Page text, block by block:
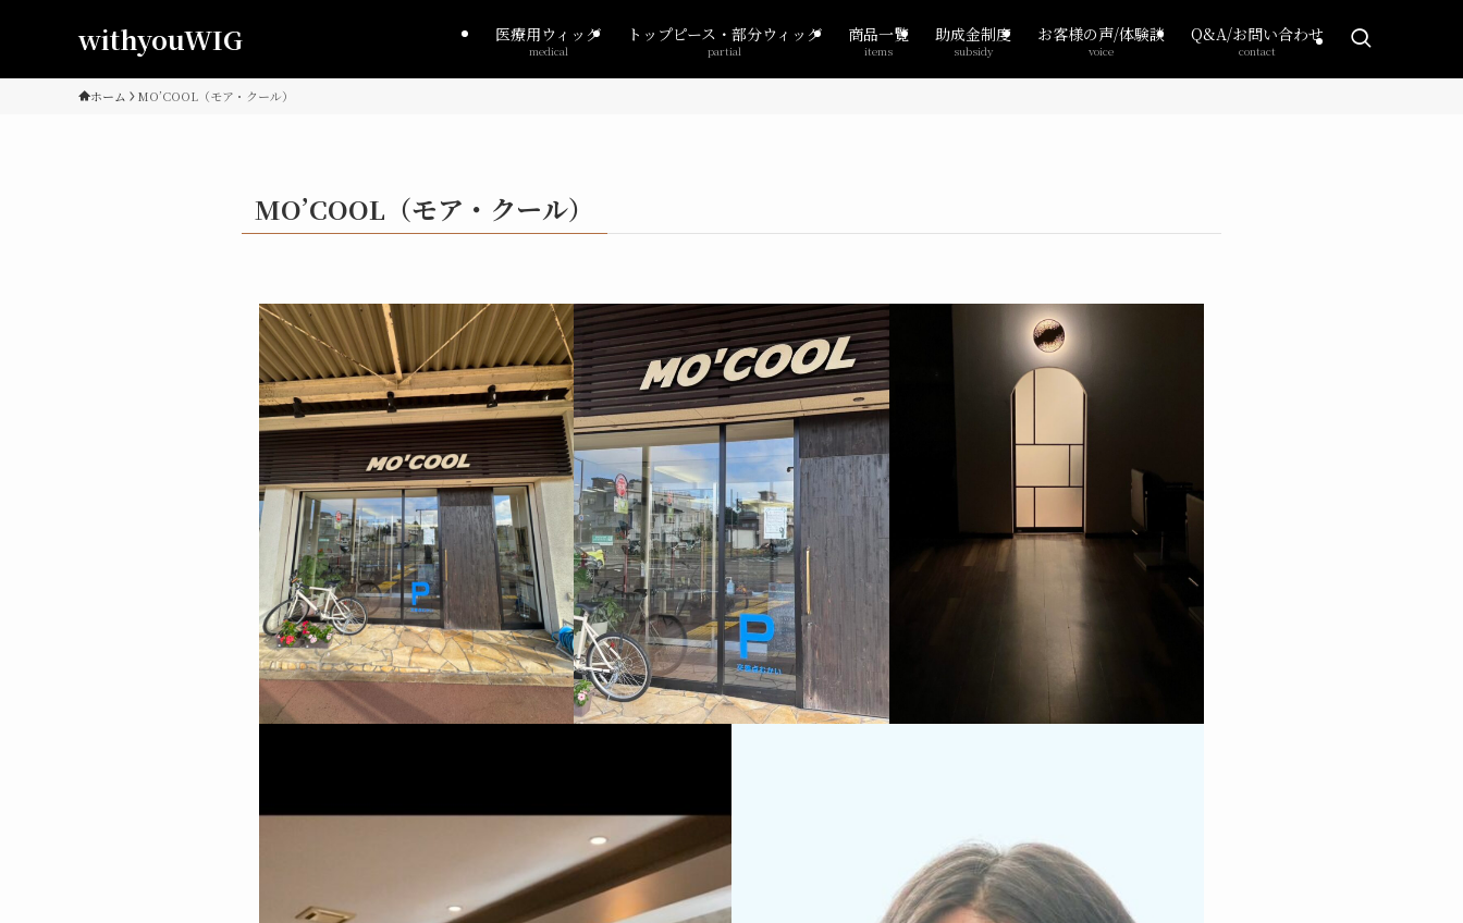
withyouWIG 医療用ウィッグ
medical
トップピース・部分ウィッグ
partial
商品一覧
items
助成金制度
subsidy
お客様の声/体験談
voice
Q&A/お問い合わせ
contact
ホーム MO’COOL（モア・クール）
MO’COOL（モア・クール）